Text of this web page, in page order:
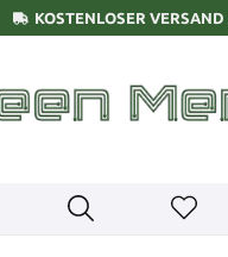
KOSTENLOSER